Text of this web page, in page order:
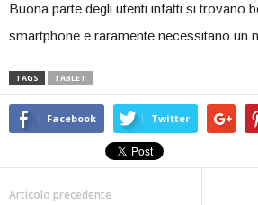
Buona parte degli utenti infatti si trovano
smartphone e raramente necessitano un
TAGS TABLET
Facebook Twitter
Articolo precedente